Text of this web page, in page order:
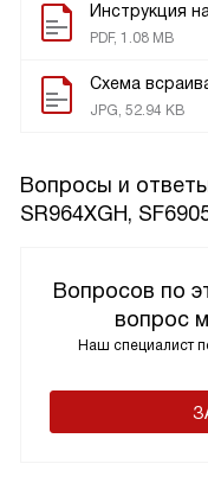
Инструкция
PDF, 1.08 MB
Схема
JPG, 52.94 KB
Вопросы и
SR964XGH,
Вопросов по
вопрос
Наш специалист